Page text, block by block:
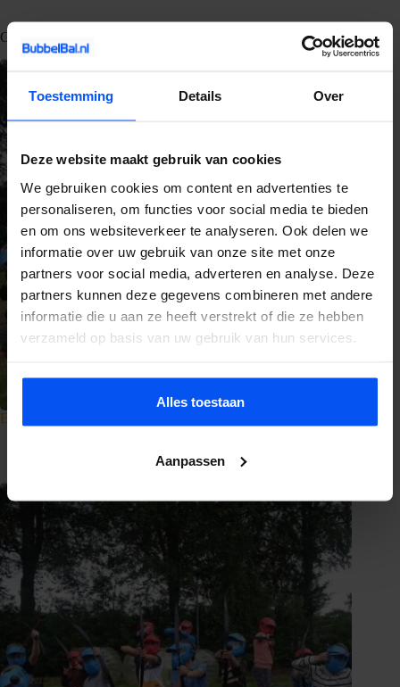
Toestemming Details Over
Deze website maakt gebruik van cookies
We gebruiken cookies om content en advertenties te
personaliseren, om functies voor social media te bieden
en om ons websiteverkeer te analyseren. Ook delen we
informatie over uw gebruik van onze site met onze
partners voor social media, adverteren en analyse. Deze
partners kunnen deze gegevens combineren met andere
informatie die u aan ze heeft verstrekt of die ze hebben
verzameld op basis van uw gebruik van hun services.
Alles toestaan
Aanpassen
Gerelateerde blogs
E-chopper huren in de Achterhoek